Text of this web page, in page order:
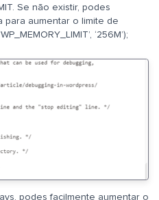
Se não existir, podes
para aumentar o limite de
‘256M’);
podes facilmente aumentar o